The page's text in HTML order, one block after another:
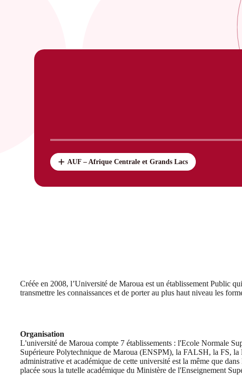
AUF – Afrique Centrale et Grands Lacs
Créée en 2008, l’Université de Maroua est un établissement Public
transmettre les connaissances et de porter au plus haut niveau les
Organisation
L'université de Maroua compte 7 établissements : l'Ecole Normale
Supérieure Polytechnique de Maroua (ENSPM), la FALSH, la FS, la
administrative et académique de cette université est la même que
placée sous la tutelle académique du Ministère de l'Enseignement